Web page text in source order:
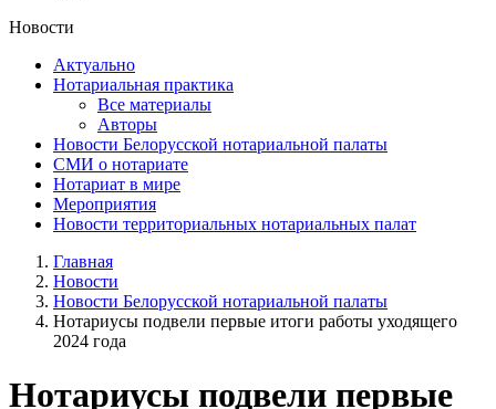
Новости
Актуально
Нотариальная практика
Все материалы
Авторы
Новости Белорусской нотариальной палаты
СМИ о нотариате
Нотариат в мире
Мероприятия
Новости территориальных нотариальных палат
Главная
Новости
Новости Белорусской нотариальной палаты
Нотариусы подвели первые итоги работы уходящего
2024 года
Нотариусы подвели первые